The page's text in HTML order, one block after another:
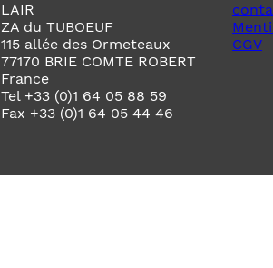
LAIR
ZA du TUBOEUF
115 allée des Ormeteaux
77170 BRIE COMTE ROBERT
France
Tel +33 (0)1 64 05 88 59
Fax +33 (0)1 64 05 44 46
CGV